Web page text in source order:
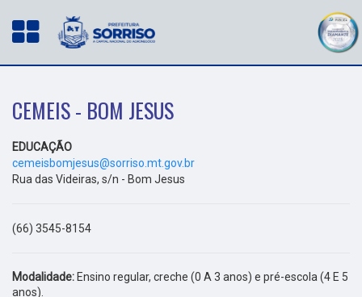
CEMEIS - BOM JESUS
EDUCAÇÃO
cemeisbomjesus@sorriso.mt.gov.br
Rua das Videiras, s/n - Bom Jesus
(66) 3545-8154
Modalidade: Ensino regular, creche (0 A 3 anos) e pré-escola (4 E 5
anos).